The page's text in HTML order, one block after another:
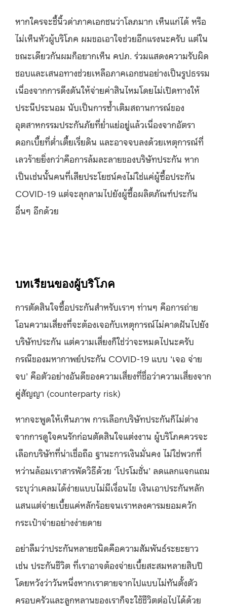
หากใครจะชี้นิ้วด่าภาคเอกชนว่าโลภมาก เห็นแก่ได้ หรือ
ไม่เห็นหัวผู้บริโภค ผมขอเอาใจช่วยอีกแรงนะครับ แต่ใน
ขณะเดียวกันผมก็อยากเห็น คปภ. ร่วมแสดงความรับผิด
ชอบและเสนอทางช่วยเหลือภาคเอกชนอย่างเป็นรูปธรรม
เนื่องจากการดึงดันให้จ่ายค่าสินไหมโดยไม่เปิดทางให้
ประนีประนอม นับเป็นการซ้ำเติมสถานการณ์ของ
อุตสาหกรรมประกันภัยที่ย่ำแย่อยู่แล้วเนื่องจากอัตรา
ดอกเบี้ยที่ต่ำเตี้ยเรี่ยดิน และอาจจบลงด้วยเหตุการณ์ที่
เลวร้ายยิ่งกว่าคือการล้มละลายของบริษัทประกัน หาก
เป็นเช่นนั้นคนที่เสียประโยชน์คงไม่ใช่แค่ผู้ซื้อประกัน
COVID-19 แต่จะลุกลามไปยังผู้ซื้อผลิตภัณฑ์ประกัน
อื่นๆ อีกด้วย
บทเรียนของผู้บริโภค
การตัดสินใจซื้อประกันสำหรับเราๆ ท่านๆ คือการถ่าย
โอนความเสี่ยงที่จะต้องเจอกับเหตุการณ์ไม่คาดฝันไปยัง
บริษัทประกัน แต่ความเสี่ยงก็ใช่ว่าจะหมดไปนะครับ
กรณีของมหากาพย์ประกัน COVID-19 แบบ ‘เจอ จ่าย
จบ’ คือตัวอย่างอันดีของความเสี่ยงที่ชื่อว่าความเสี่ยงจาก
คู่สัญญา (counterparty risk)
หากจะพูดให้เห็นภาพ การเลือกบริษัทประกันก็ไม่ต่าง
จากการดูใจคนรักก่อนตัดสินใจแต่งงาน ผู้บริโภคควรจะ
เลือกบริษัทที่น่าเชื่อถือ ฐานะการเงินมั่นคง ไม่ใช่พวกที่
หว่านล้อมเราสารพัดวิธีด้วย ‘โปรโมชั่น’ ลดแลกแจกแถม
ระบุว่าเคลมได้ง่ายแบบไม่มีเงื่อนไข เงินเอาประกันหลัก
แสนแต่จ่ายเบี้ยแค่หลักร้อยจนเราหลงคารมยอมควัก
กระเป๋าจ่ายอย่างง่ายดาย
อย่าลืมว่าประกันหลายชนิดคือความสัมพันธ์ระยะยาว
เช่น ประกันชีวิต ที่เราอาจต้องจ่ายเบี้ยสะสมหลายสิบปี
โดยหวังว่าวันหนึ่งหากเราตายจากไปแบบไม่ทันตั้งตัว
ครอบครัวและลูกหลานของเราก็จะใช้ชีวิตต่อไปได้ด้วย